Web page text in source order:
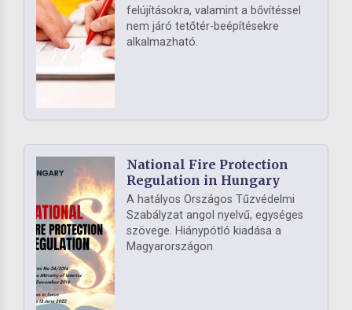
felújításokra, valamint a bővítéssel
nem járó tetőtér-beépítésekre
alkalmazható.
National Fire Protection
Regulation in Hungary
A hatályos Országos Tűzvédelmi
Szabályzat angol nyelvű, egységes
szövege. Hiánypótló kiadása a
Magyarországon